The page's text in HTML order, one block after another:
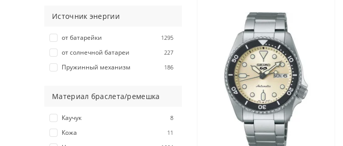
Источник энергии
от батарейки 1295
от солнечной батареи 227
Пружинный механизм 186
Материал браслета/ремешка
Каучук 8
Кожа 11